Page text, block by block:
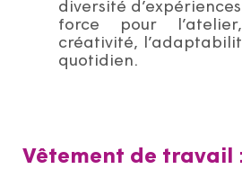
diversité
force pour
créativité,
quotidien.
Vêtement de travail